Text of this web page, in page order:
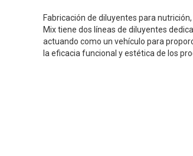
Fabricación de diluyentes para
Mix tiene dos líneas de diluyentes
actuando como un vehículo para
la eficacia funcional y estética de los